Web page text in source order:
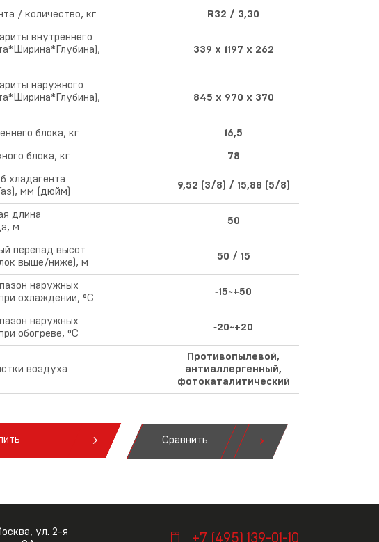
/ количество, кг R32 / 3,30
внутреннего
339 x 1197 x 262
наружного
845 x 970 x 370
блока, кг 16,5
блока, кг 78
хладагента
мм (дюйм)
9,52 (3/8) / 15,88 (5/8)
длина
м
50
перепад высот
выше/ниже), м
50 / 15
наружных
охлаждении, °С
‑15~+50
наружных
обогреве, °С
‑20~+20
воздуха
Противопылевой,
антиаллергенный,
фотокаталитический
Сравнить
ул. 2-я
+7 (495) 139-01-10